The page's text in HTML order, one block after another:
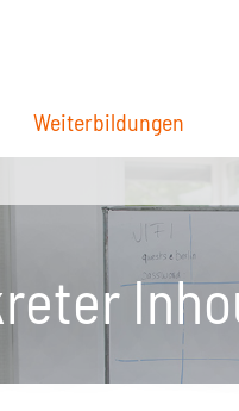
Weiterbildungen